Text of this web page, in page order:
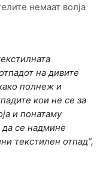
немаат волја
на дивите
полнеж и
кои не се за
и понатаму
да се надмине
текстилен отпад“,